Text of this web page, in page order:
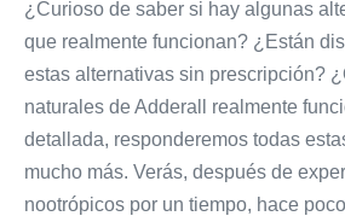
¿Curioso de saber si hay algunas
que realmente funcionan? ¿Están
estas alternativas sin prescripción?
naturales de Adderall realmente
detallada, responderemos todas
mucho más. Verás, después de
nootrópicos por un tiempo, hace